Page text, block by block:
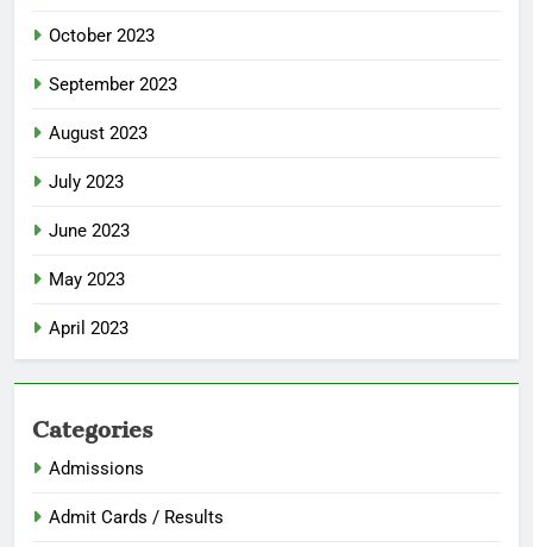
October 2023
September 2023
August 2023
July 2023
June 2023
May 2023
April 2023
Categories
Admissions
Admit Cards / Results